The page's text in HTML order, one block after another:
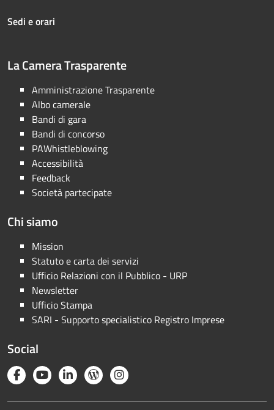
Sedi e orari
La Camera Trasparente
Amministrazione Trasparente
Albo camerale
Bandi di gara
Bandi di concorso
PAWhistleblowing
Accessibilità
Feedback
Società partecipate
Chi siamo
Mission
Statuto e carta dei servizi
Ufficio Relazioni con il Pubblico - URP
Newsletter
Ufficio Stampa
SARI - Supporto specialistico Registro Imprese
Social